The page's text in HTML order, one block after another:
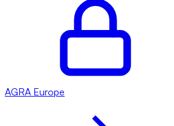
AGRA Europe